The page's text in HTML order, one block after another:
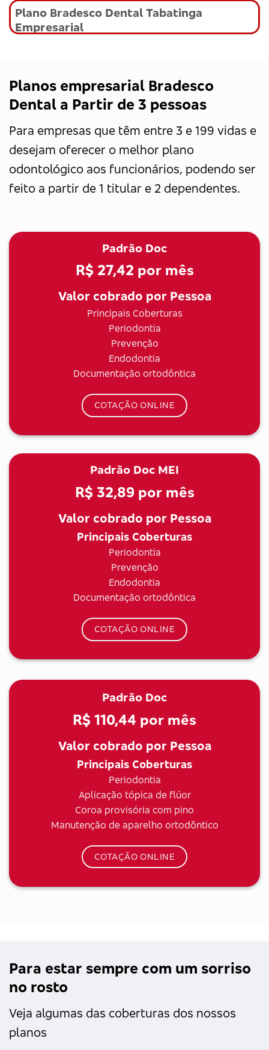
Plano Bradesco Dental Tabatinga
Empresarial
Planos empresarial Bradesco
Dental a Partir de 3 pessoas
Para empresas que têm entre 3 e 199 vidas e
desejam oferecer o melhor plano
odontológico aos funcionários, podendo ser
feito a partir de 1 titular e 2 dependentes.
Padrão Doc
R$ 27,42 por mês
Valor cobrado por Pessoa
Principais Coberturas
Periodontia
Prevenção
Endodontia
Documentação ortodôntica
COTAÇÃO ONLINE
Padrão Doc MEI
R$ 32,89por mês
Valor cobrado por Pessoa
Principais Coberturas
Periodontia
Prevenção
Endodontia
Documentação ortodôntica
COTAÇÃO ONLINE
Padrão Doc
R$ 110,44 por mês
Valor cobrado por Pessoa
Principais Coberturas
Periodontia
Aplicação tópica de flúor
Coroa provisória com pino
Manutenção de aparelho ortodôntico
COTAÇÃO ONLINE
Para estar sempre com um sorriso
no rosto
Veja algumas das coberturas dos nossos
planos